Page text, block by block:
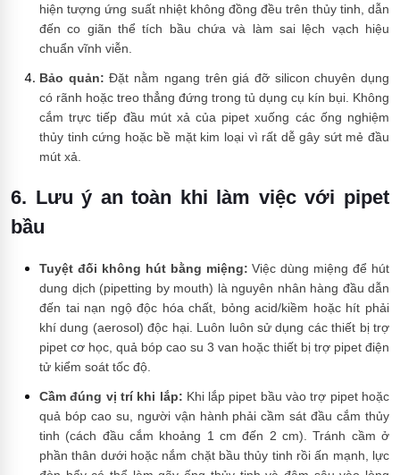
hiện tượng ứng suất nhiệt không đồng đều trên thủy tinh, dẫn
đến co giãn thể tích bầu chứa và làm sai lệch vạch hiệu
chuẩn vĩnh viễn.
Bảo quản: Đặt nằm ngang trên giá đỡ silicon chuyên dụng
có rãnh hoặc treo thẳng đứng trong tủ dụng cụ kín bụi. Không
cắm trực tiếp đầu mút xả của pipet xuống các ống nghiệm
thủy tinh cứng hoặc bề mặt kim loại vì rất dễ gây sứt mẻ đầu
mút xả.
6. Lưu ý an toàn khi làm việc với pipet
bầu
Tuyệt đối không hút bằng miệng: Việc dùng miệng để hút
dung dịch (pipetting by mouth) là nguyên nhân hàng đầu dẫn
đến tai nạn ngộ độc hóa chất, bỏng acid/kiềm hoặc hít phải
khí dung (aerosol) độc hại. Luôn luôn sử dụng các thiết bị trợ
pipet cơ học, quả bóp cao su 3 van hoặc thiết bị trợ pipet điện
tử kiểm soát tốc độ.
Cầm đúng vị trí khi lắp: Khi lắp pipet bầu vào trợ pipet hoặc
quả bóp cao su, người vận hành phải cầm sát đầu cắm thủy
tinh (cách đầu cắm khoảng 1 cm đến 2 cm). Tránh cầm ở
phần thân dưới hoặc nắm chặt bầu thủy tinh rồi ấn mạnh, lực